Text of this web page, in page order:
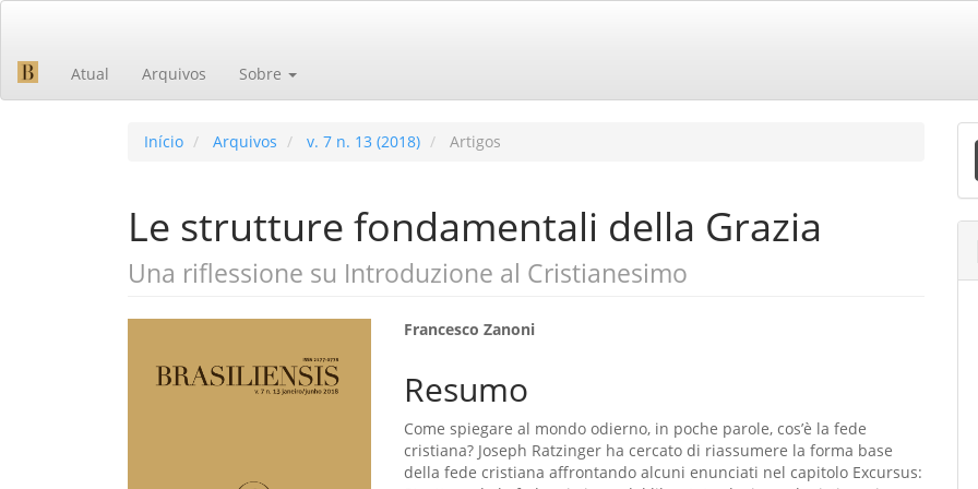
principal
Barra
Atual Arquivos Sobre
Início Arquivos v. 7 n. 13 (2018) Artigos
Le strutture fondamentali della Grazia
Una riflessione su Introduzione al Cristianesimo
lateral
Conteúdo
do
artigo
principal
Francesco Zanoni
Resumo
Come spiegare al mondo odierno, in poche parole, cos’è la fede
cristiana? Joseph Ratzinger ha cercato di riassumere la forma base
della fede cristiana affrontando alcuni enunciati nel capitolo Excursus: